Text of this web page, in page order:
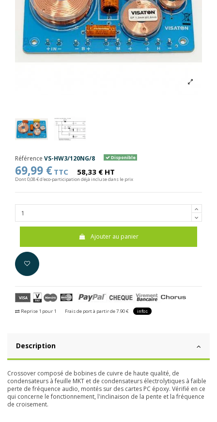
Référence VS-HW3/120NG/8 Disponible
69,99 € TTC 58,33 € HT
Dont 0,08 € d'eco-participation déjà incluse dans le prix
Ajouter au panier
Reprise 1 pour 1 Frais de port à partir de 7.90 € infos
Description
Crossover composé de bobines de cuivre de haute qualité, de
condensateurs à feuille MKT et de condensateurs électrolytiques à faible
perte de fréquence audio, montés sur des cartes PC époxy. Vérifié en ce
qui concerne le fonctionnement, l'inclinaison de la pente et la fréquence
de croisement.